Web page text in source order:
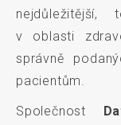
nejdůležitější,
v oblasti
správně
pacientům.
Společnost